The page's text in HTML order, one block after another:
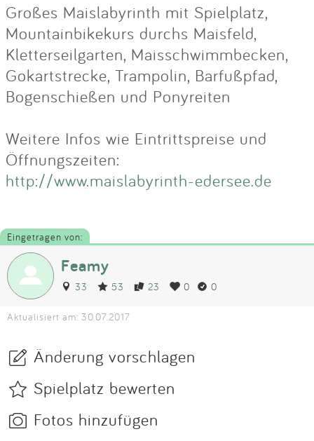
Großes Maislabyrinth mit Spielplatz,
Mountainbikekurs durchs Maisfeld,
Kletterseilgarten, Maisschwimmbecken,
Gokartstrecke, Trampolin, Barfußpfad,
Bogenschießen und Ponyreiten
Weitere Infos wie Eintrittspreise und
Öffnungszeiten:
http://www.maislabyrinth-edersee.de
Eingetragen von:
Feamy
33 53 23 0 0
Aktualisiert am: 30.07.2017
Änderung vorschlagen
Spielplatz bewerten
Fotos hinzufügen